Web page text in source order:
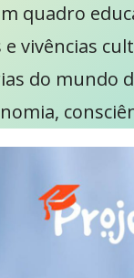
quadro
vivências
do mundo